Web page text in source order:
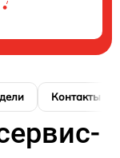
Контакты